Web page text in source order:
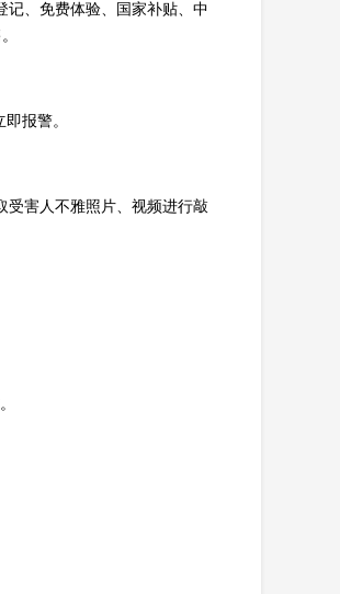
记、免费体验、国家补贴、中
报警。
受害人不雅照片、视频进行敲